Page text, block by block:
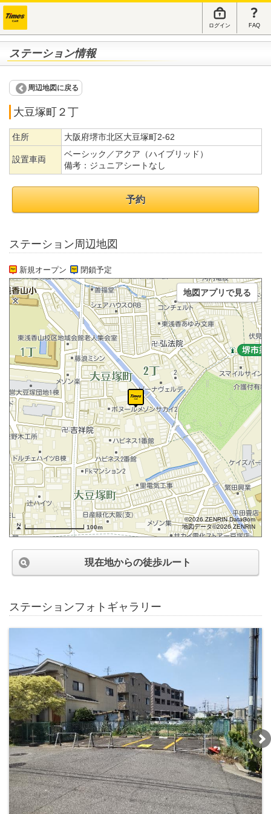
ログイン FAQ
ステーション情報
周辺地図に戻る
大豆塚町２丁
住所 大阪府堺市北区大豆塚町2-62
設置車両
ベーシック／アクア（ハイブリッド）
備考： ジュニアシートなし
予約
ステーション周辺地図
新規オープン 閉鎖予定
100m
©2026 ZENRIN DataCom
地図データ©2026 ZENRIN
地図アプリで見る
現在地からの徒歩ルート
ステーションフォトギャラリー